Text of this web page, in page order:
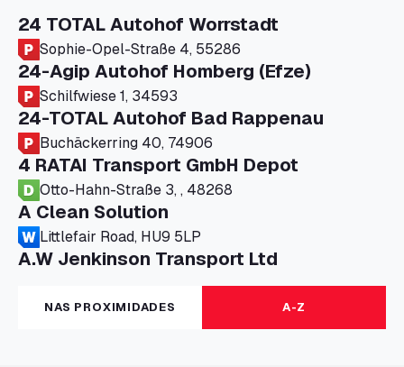
24 TOTAL Autohof Worrstadt
Sophie-Opel-Straße 4, 55286
24-Agip Autohof Homberg (Efze)
Schilfwiese 1, 34593
24-TOTAL Autohof Bad Rappenau
Buchäckerring 40, 74906
4 RATAI Transport GmbH Depot
Otto-Hahn-Straße 3, , 48268
A Clean Solution
Littlefair Road, HU9 5LP
A.W Jenkinson Transport Ltd
Progress House, ME11 5GA
A+G Nettetal - Depot Parking
Am Panneschopp 7, 41334
NAS PROXIMIDADES A-Z